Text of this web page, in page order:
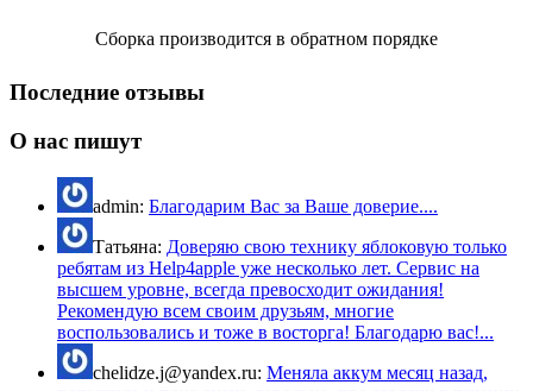
Сборка производится в обратном порядке
Последние отзывы
О нас пишут
admin: Благодарим Вас за Ваше доверие....
Татьяна: Доверяю свою технику яблоковую только
ребятам из Help4apple уже несколько лет. Сервис на
высшем уровне, всегда превосходит ожидания!
Рекомендую всем своим друзьям, многие
воспользовались и тоже в восторга! Благодарю вас!...
chelidze.j@yandex.ru: Меняла аккум месяц назад,